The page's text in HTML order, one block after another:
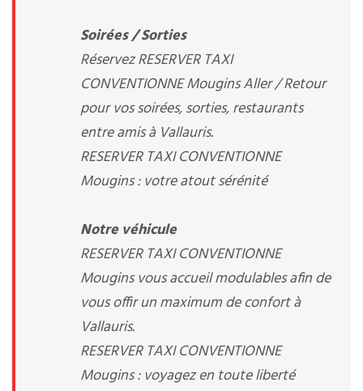
Soirées / Sorties
Réservez RESERVER TAXI
CONVENTIONNE Mougins Aller / Retour
pour vos soirées, sorties, restaurants
entre amis à Vallauris.
RESERVER TAXI CONVENTIONNE
Mougins : votre atout sérénité
Notre véhicule
RESERVER TAXI CONVENTIONNE
Mougins vous accueil modulables afin de
vous offir un maximum de confort à
Vallauris.
RESERVER TAXI CONVENTIONNE
Mougins : voyagez en toute liberté